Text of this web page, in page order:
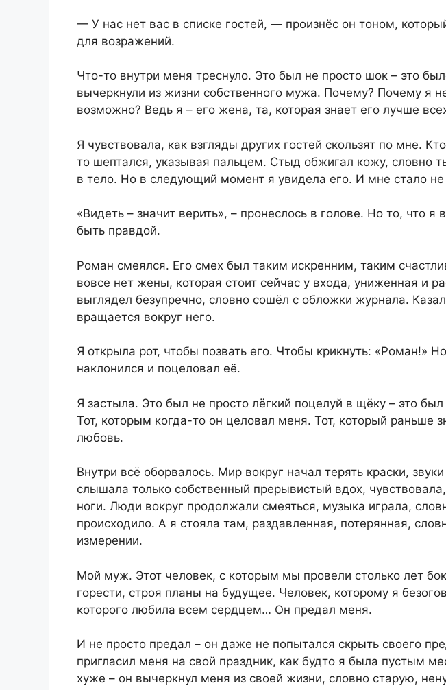
— У нас нет вас в списке гостей, — произнёс он тоном,
для возражений.
Что-то внутри меня треснуло. Это был не просто шок – это
вычеркнули из жизни собственного мужа. Почему? Почему я
возможно? Ведь я – его жена, та, которая знает его лучше
Я чувствовала, как взгляды других гостей скользят по мне.
то шептался, указывая пальцем. Стыд обжигал кожу, словно
в тело. Но в следующий момент я увидела его. И мне стало
«Видеть – значит верить», – пронеслось в голове. Но то, что я
быть правдой.
Роман смеялся. Его смех был таким искренним, таким
вовсе нет жены, которая стоит сейчас у входа, униженная и
выглядел безупречно, словно сошёл с обложки журнала.
вращается вокруг него.
Я открыла рот, чтобы позвать его. Чтобы крикнуть: «Роман!»
наклонился и поцеловал её.
Я застыла. Это был не просто лёгкий поцелуй в щёку – это
Тот, которым когда-то он целовал меня. Тот, который раньше
любовь.
Внутри всё оборвалось. Мир вокруг начал терять краски,
слышала только собственный прерывистый вдох,
ноги. Люди вокруг продолжали смеяться, музыка играла,
происходило. А я стояла там, раздавленная, потерянная,
измерении.
Мой муж. Этот человек, с которым мы провели столько лет
горести, строя планы на будущее. Человек, которому я
которого любила всем сердцем… Он предал меня.
И не просто предал – он даже не попытался скрыть своего
пригласил меня на свой праздник, как будто я была пустым
хуже – он вычеркнул меня из своей жизни, словно старую,